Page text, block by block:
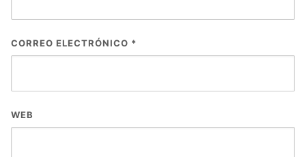
CORREO ELECTRÓNICO *
WEB